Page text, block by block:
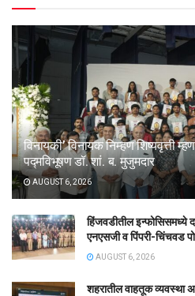
विनायकी’ विनायक निम्हण शिष्यवृत्ती
पद्मविभूषण डॉ. शां. ब. मुजुमदार
AUGUST 6, 2026
हिंजवडीतील इन्फोसिसमध्ये
एनएसजी व पिंपरी-चिंचवड
AUGUST 6, 2026
शहरातील वाहतूक व्यवस्था